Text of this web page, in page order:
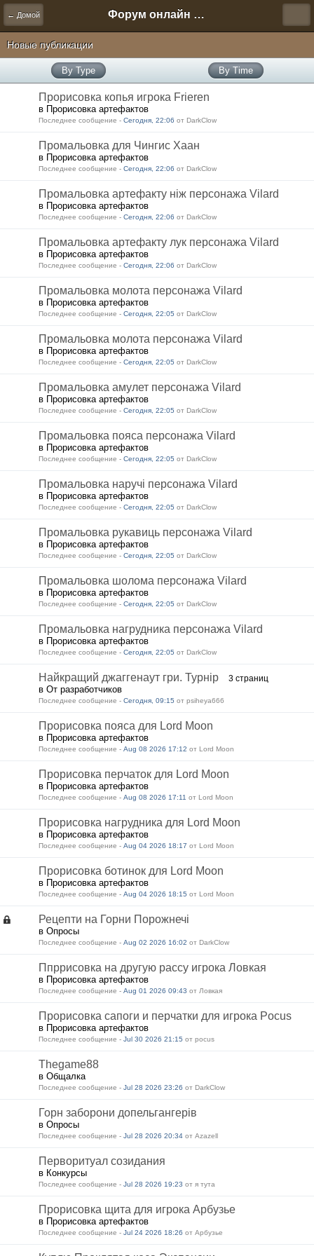
← Домой Форум онлайн игры "Новая Эра" (Нюра Биз)
Новые публикации
By Type By Time
Прорисовка копья игрока Frieren
в Прорисовка артефактов
Последнее сообщение - Сегодня, 22:06 от DarkClow
Промальовка для Чингис Хаан
в Прорисовка артефактов
Последнее сообщение - Сегодня, 22:06 от DarkClow
Промальовка артефакту ніж персонажа Vilard
в Прорисовка артефактов
Последнее сообщение - Сегодня, 22:06 от DarkClow
Промальовка артефакту лук персонажа Vilard
в Прорисовка артефактов
Последнее сообщение - Сегодня, 22:06 от DarkClow
Промальовка молота персонажа Vilard
в Прорисовка артефактов
Последнее сообщение - Сегодня, 22:05 от DarkClow
Промальовка молота персонажа Vilard
в Прорисовка артефактов
Последнее сообщение - Сегодня, 22:05 от DarkClow
Промальовка амулет персонажа Vilard
в Прорисовка артефактов
Последнее сообщение - Сегодня, 22:05 от DarkClow
Промальовка пояса персонажа Vilard
в Прорисовка артефактов
Последнее сообщение - Сегодня, 22:05 от DarkClow
Промальовка наручі персонажа Vilard
в Прорисовка артефактов
Последнее сообщение - Сегодня, 22:05 от DarkClow
Промальовка рукавиць персонажа Vilard
в Прорисовка артефактов
Последнее сообщение - Сегодня, 22:05 от DarkClow
Промальовка шолома персонажа Vilard
в Прорисовка артефактов
Последнее сообщение - Сегодня, 22:05 от DarkClow
Промальовка нагрудника персонажа Vilard
в Прорисовка артефактов
Последнее сообщение - Сегодня, 22:05 от DarkClow
Найкращий джаггенаут гри. Турнір 3 страниц
в От разработчиков
Последнее сообщение - Сегодня, 09:15 от psiheya666
Прорисовка пояса для Lord Moon
в Прорисовка артефактов
Последнее сообщение - Aug 08 2026 17:12 от Lord Moon
Прорисовка перчаток для Lord Moon
в Прорисовка артефактов
Последнее сообщение - Aug 08 2026 17:11 от Lord Moon
Прорисовка нагрудника для Lord Moon
в Прорисовка артефактов
Последнее сообщение - Aug 04 2026 18:17 от Lord Moon
Прорисовка ботинок для Lord Moon
в Прорисовка артефактов
Последнее сообщение - Aug 04 2026 18:15 от Lord Moon
Рецепти на Горни Порожнечі
в Опросы
Последнее сообщение - Aug 02 2026 16:02 от DarkClow
Ппррисовка на другую рассу игрока Ловкая
в Прорисовка артефактов
Последнее сообщение - Aug 01 2026 09:43 от Ловкая
Прорисовка сапоги и перчатки для игрока Pocus
в Прорисовка артефактов
Последнее сообщение - Jul 30 2026 21:15 от pocus
Thegame88
в Общалка
Последнее сообщение - Jul 28 2026 23:26 от DarkClow
Горн заборони допельгангерів
в Опросы
Последнее сообщение - Jul 28 2026 20:34 от Azazell
Перворитуал созидания
в Конкурсы
Последнее сообщение - Jul 28 2026 19:23 от я тута
Прорисовка щита для игрока Арбузье
в Прорисовка артефактов
Последнее сообщение - Jul 24 2026 18:26 от Арбузье